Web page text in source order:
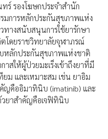
ร์ รองโฆษกประจำสำนัก
มการหลักประกันสุขภาพแห่ง
างสนับสนุนการใช้ยารักษา
โดยราชวิทยาลัยจุฬาภรณ์
หลักประกันสุขภาพแห่งชาติ
สให้ผู้ป่วยมะเร็งเข้าถึงยาที่มี
ยม และเหมาะสม เช่น ยาอิม
ญคืออิมาทินิบ (imatinib) และ
วยาสำคัญคือเจฟิทินิบ